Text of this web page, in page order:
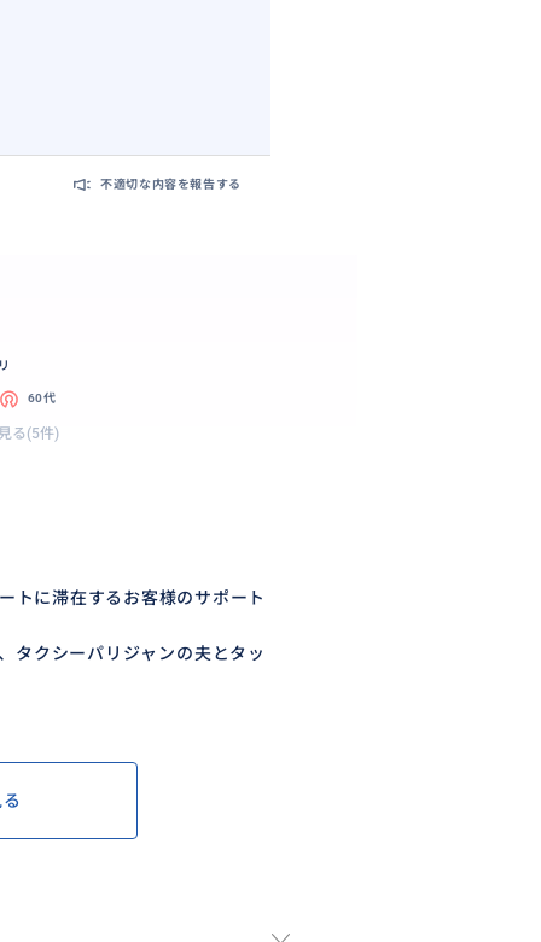
不適切な内容を報告する
60代
る(5件)
トに滞在するお客様のサポート
タクシーパリジャンの夫とタッ